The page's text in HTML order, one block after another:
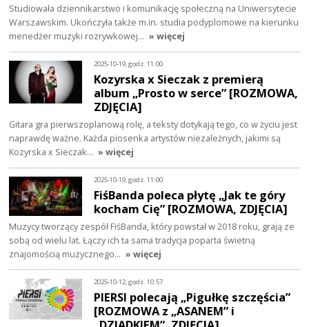
Studiowała dziennikarstwo i komunikację społeczną na Uniwersytecie
Warszawskim. Ukończyła także m.in. studia podyplomowe na kierunku
menedżer muzyki rozrywkowej… » więcej
2025-10-19, godz. 11:00
Kozyrska x Sieczak z premierą
album „Prosto w serce” [ROZMOWA,
ZDJĘCIA]
Gitara gra pierwszoplanową rolę, a teksty dotykają tego, co w życiu jest
naprawdę ważne. Każda piosenka artystów niezależnych, jakimi są
Kozyrska x Sieczak… » więcej
2025-10-19, godz. 11:00
FiśBanda poleca płytę „Jak te góry
kocham Cię” [ROZMOWA, ZDJĘCIA]
Muzycy tworzący zespół FiśBanda, który powstał w 2018 roku, grają ze
sobą od wielu lat. Łączy ich ta sama tradycja poparta świetną
znajomością muzycznego… » więcej
2025-10-12, godz. 10:57
PIERSI polecają „Pigułkę szczęścia”
[ROZMOWA z „ASANEM” i